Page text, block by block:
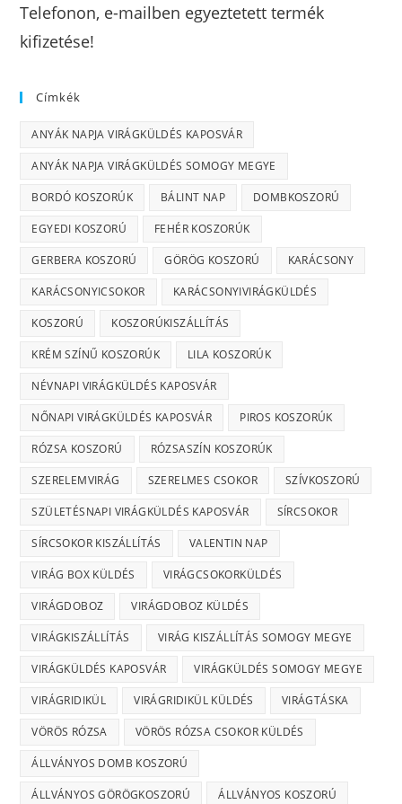
Telefonon, e-mailben egyeztetett termék
kifizetése!
Címkék
ANYÁK NAPJA VIRÁGKÜLDÉS KAPOSVÁR
ANYÁK NAPJA VIRÁGKÜLDÉS SOMOGY MEGYE
BORDÓ KOSZORÚK BÁLINT NAP DOMBKOSZORÚ
EGYEDI KOSZORÚ FEHÉR KOSZORÚK
GERBERA KOSZORÚ GÖRÖG KOSZORÚ KARÁCSONY
KARÁCSONYICSOKOR KARÁCSONYIVIRÁGKÜLDÉS
KOSZORÚ KOSZORÚKISZÁLLÍTÁS
KRÉM SZÍNŰ KOSZORÚK LILA KOSZORÚK
NÉVNAPI VIRÁGKÜLDÉS KAPOSVÁR
NŐNAPI VIRÁGKÜLDÉS KAPOSVÁR PIROS KOSZORÚK
RÓZSA KOSZORÚ RÓZSASZÍN KOSZORÚK
SZERELEMVIRÁG SZERELMES CSOKOR SZÍVKOSZORÚ
SZÜLETÉSNAPI VIRÁGKÜLDÉS KAPOSVÁR SÍRCSOKOR
SÍRCSOKOR KISZÁLLÍTÁS VALENTIN NAP
VIRÁG BOX KÜLDÉS VIRÁGCSOKORKÜLDÉS
VIRÁGDOBOZ VIRÁGDOBOZ KÜLDÉS
VIRÁGKISZÁLLÍTÁS VIRÁG KISZÁLLÍTÁS SOMOGY MEGYE
VIRÁGKÜLDÉS KAPOSVÁR VIRÁGKÜLDÉS SOMOGY MEGYE
VIRÁGRIDIKÜL VIRÁGRIDIKÜL KÜLDÉS VIRÁGTÁSKA
VÖRÖS RÓZSA VÖRÖS RÓZSA CSOKOR KÜLDÉS
ÁLLVÁNYOS DOMB KOSZORÚ
ÁLLVÁNYOS GÖRÖGKOSZORÚ ÁLLVÁNYOS KOSZORÚ